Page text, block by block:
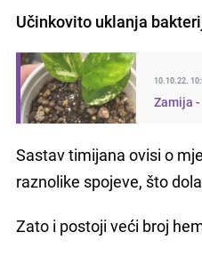
Učinkovito uklanja
10.10.22.
Zamija
Sastav timijana ovisi o
raznolike spojeve, što
Zato i postoji veći broj